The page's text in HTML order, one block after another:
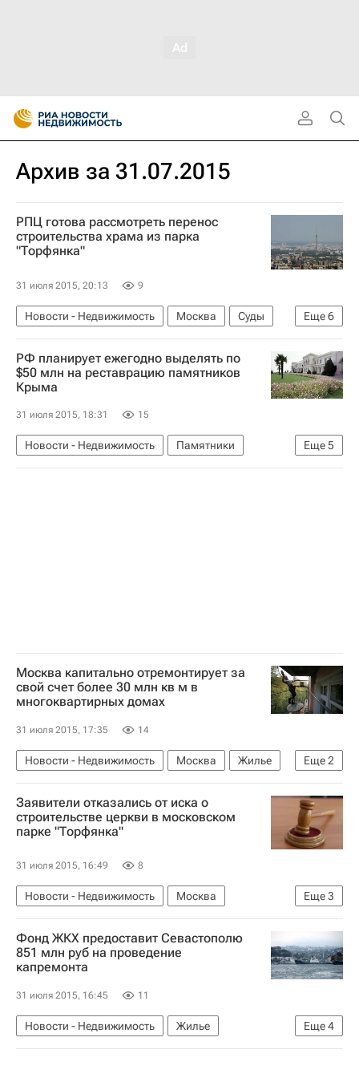
Архив за 31.07.2015
РПЦ готова рассмотреть перенос
строительства храма из парка
"Торфянка"
31 июля 2015, 20:13 9
Еще6
Новости - Недвижимость Москва
Суды
Парки
Строительство
Храмы
Русская православная церковь
Городская среда
РФ планирует ежегодно выделять по
$50 млн на реставрацию памятников
Крыма
31 июля 2015, 18:31 15
Еще5
Новости - Недвижимость
Памятники
Реставрация
Республика Крым
Москва капитально отремонтирует за
свой счет более 30 млн кв м в
многоквартирных домах
31 июля 2015, 17:35 14
Еще2
Новости - Недвижимость Москва
Жилье
Капремонт
Россия
Заявители отказались от иска о
строительстве церкви в московском
парке "Торфянка"
31 июля 2015, 16:49 8
Еще3
Новости - Недвижимость
Москва
Строительство
Храмы Россия
Фонд ЖКХ предоставит Севастополю
851 млн руб на проведение
капремонта
31 июля 2015, 16:45 11
Еще4
Новости - Недвижимость
Жилье
Аварийные дома
Фонд ЖКХ
Севастополь